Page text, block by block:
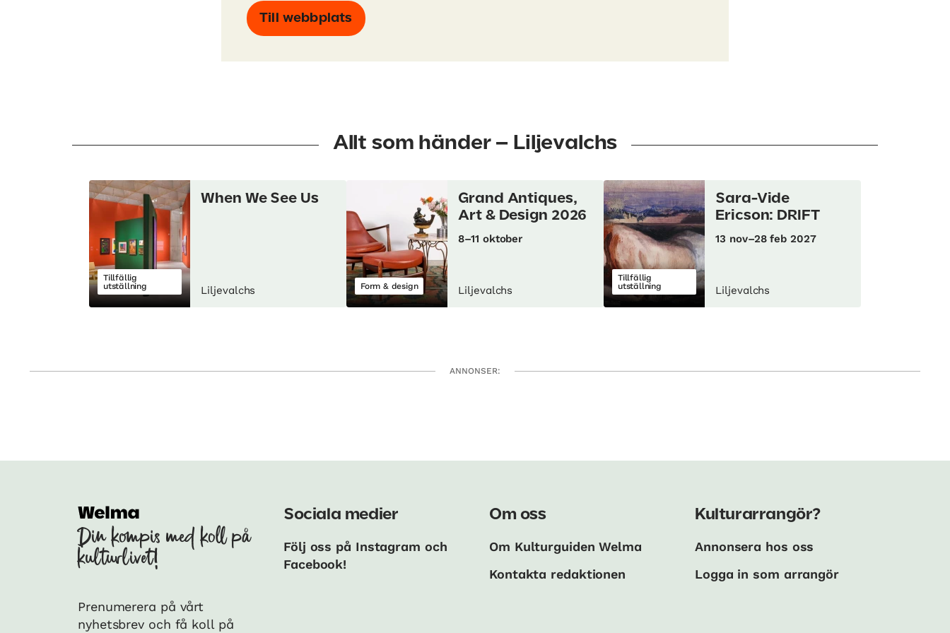
Till webbplats
Allt som händer – Liljevalchs
Tillfällig
utställning
When We See Us
Liljevalchs Form & design
Grand Antiques,
Art & Design 2026
8–11 oktober
Liljevalchs
Tillfällig
utställning
Sara-Vide
Ericson: DRIFT
13 nov–28 feb 2027
Liljevalchs
ANNONSER:
Din kompis med koll på
kulturlivet!
Prenumerera på vårt
nyhetsbrev och få koll på
Sociala medier
Följ oss på Instagram och
Facebook!
Om oss
Om Kulturguiden Welma
Kontakta redaktionen
Kulturarrangör?
Annonsera hos oss
Logga in som arrangör